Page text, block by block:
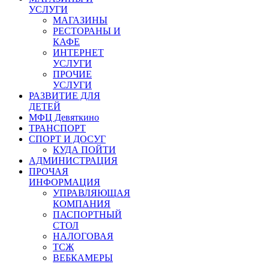
УСЛУГИ
МАГАЗИНЫ
РЕСТОРАНЫ И
КАФЕ
ИНТЕРНЕТ
УСЛУГИ
ПРОЧИЕ
УСЛУГИ
РАЗВИТИЕ ДЛЯ
ДЕТЕЙ
МФЦ Девяткино
ТРАНСПОРТ
СПОРТ И ДОСУГ
КУДА ПОЙТИ
АДМИНИСТРАЦИЯ
ПРОЧАЯ
ИНФОРМАЦИЯ
УПРАВЛЯЮЩАЯ
КОМПАНИЯ
ПАСПОРТНЫЙ
СТОЛ
НАЛОГОВАЯ
ТСЖ
ВЕБКАМЕРЫ